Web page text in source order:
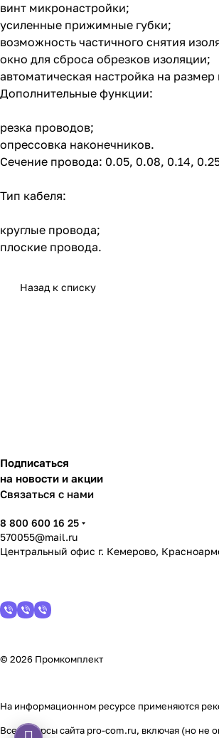
винт микронастройки;
усиленные прижимные губки;
возможность частичного снятия
окно для сброса обрезков изоляции;
автоматическая настройка на
Дополнительные функции:
резка проводов;
опрессовка наконечников.
Сечение провода: 0.05, 0.08, 0.14,
Тип кабеля:
круглые провода;
плоские провода.
Назад к списку
Подписаться
на новости и акции
Связаться с нами
8 800 600 16 25
570055@mail.ru
Центральный офис г. Кемерово,
© 2026 Промкомплект
На информационном ресурсе применяются
Все ресурсы сайта pro-com.ru, включая (но не